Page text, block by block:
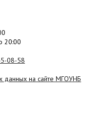
20:00
08-58
данных на сайте МГОУНБ